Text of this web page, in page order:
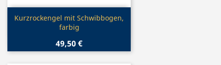
Vorschau
Kurzrockengel mit Schwibbogen,
farbig
49,50 €